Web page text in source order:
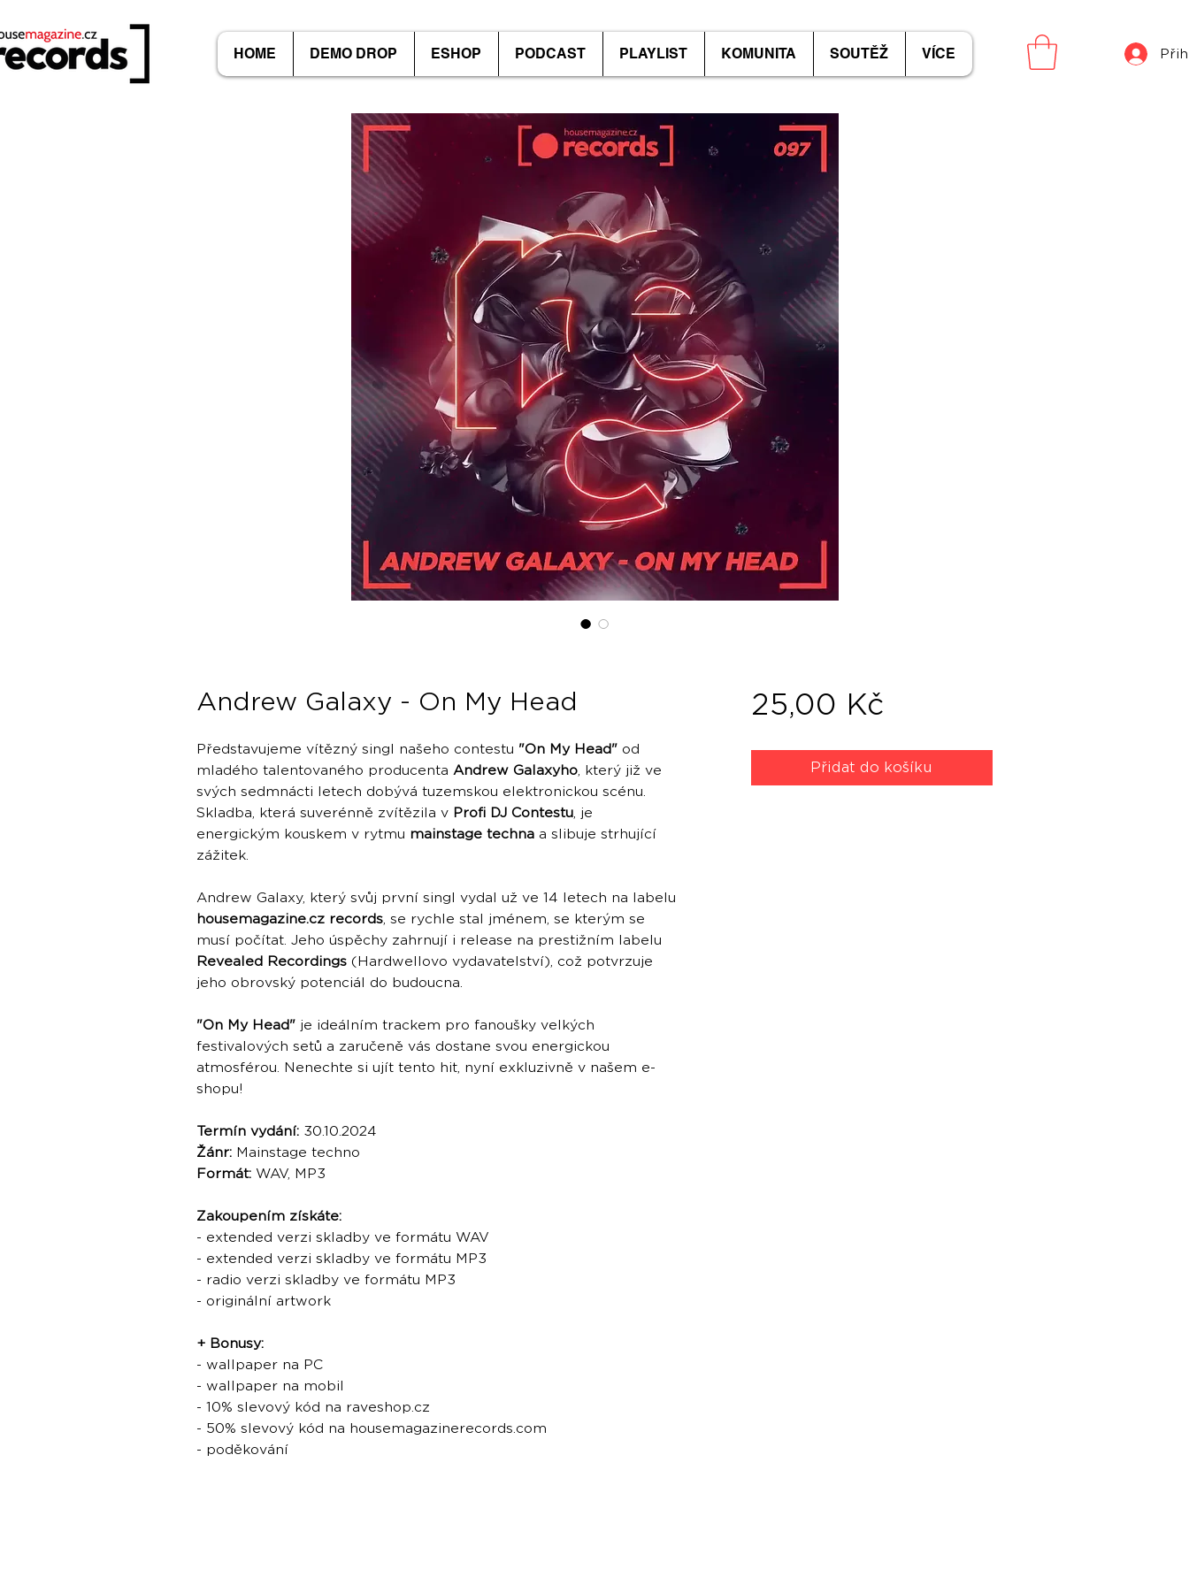
HOME DEMO DROP ESHOP PODCAST PLAYLIST KOMUNITA SOUTĚŽ VÍCE
Andrew Galaxy - On My Head
Představujeme vítězný singl našeho contestu "On My Head" od
mladého talentovaného producenta Andrew Galaxyho, který již ve
svých sedmnácti letech dobývá tuzemskou elektronickou scénu.
Skladba, která suverénně zvítězila v Profi DJ Contestu, je
energickým kouskem v rytmu mainstage techna a slibuje strhující
zážitek.
Andrew Galaxy, který svůj první singl vydal už ve 14 letech na labelu
housemagazine.cz records, se rychle stal jménem, se kterým se
musí počítat. Jeho úspěchy zahrnují i release na prestižním labelu
Revealed Recordings (Hardwellovo vydavatelství), což potvrzuje
jeho obrovský potenciál do budoucna.
"On My Head" je ideálním trackem pro fanoušky velkých
festivalových setů a zaručeně vás dostane svou energickou
atmosférou. Nenechte si ujít tento hit, nyní exkluzivně v našem e-
shopu!
Termín vydání: 30.10.2024
Žánr: Mainstage techno
Formát: WAV, MP3
Zakoupením získáte:
- extended verzi skladby ve formátu WAV
- extended verzi skladby ve formátu MP3
- radio verzi skladby ve formátu MP3
- originální artwork
+ Bonusy:
- wallpaper na PC
- wallpaper na mobil
- 10% slevový kód na raveshop.cz
- 50% slevový kód na housemagazinerecords.com
- poděkování
25,00 KčCena
Přidat do košíku